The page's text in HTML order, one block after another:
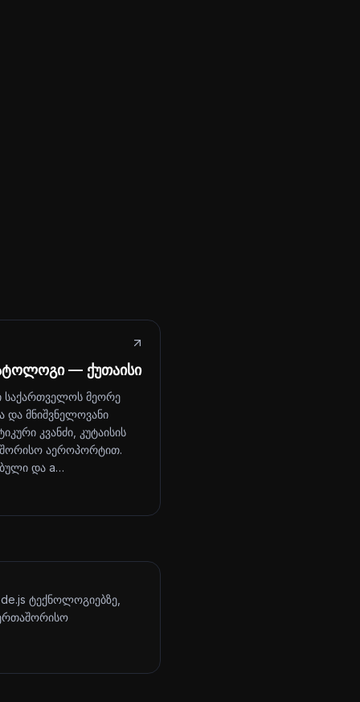
— ქუთაისი
საქართველოს მეორე
და მნიშვნელოვანი
კვანძი, კუტაისის
აეროპორტით.
და a…
ტექნოლოგიებზე,